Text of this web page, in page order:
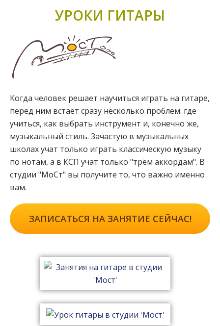
УРОКИ ГИТАРЫ
Когда человек решает научиться играть на гитаре,
перед ним встаёт сразу несколько проблем: где
учиться, как выбрать инструмент и, конечно же,
музыкальный стиль. Зачастую в музыкальных
школах учат только играть классическую музыку
по нотам, а в КСП учат только "трём аккордам". В
студии "МоСт" вы получите то, что важно именно
вам.
ЗАПИСАТЬСЯ НА ЗАНЯТИЕ СЕЙЧАС!